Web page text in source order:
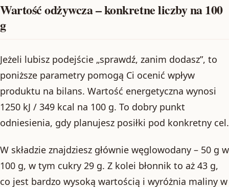
Wartość odżywcza – konkretne liczby na 100
g
Jeżeli lubisz podejście „sprawdź, zanim dodasz”, to
poniższe parametry pomogą Ci ocenić wpływ
produktu na bilans. Wartość energetyczna wynosi
1250 kJ / 349 kcal na 100 g. To dobry punkt
odniesienia, gdy planujesz posiłki pod konkretny cel.
W składzie znajdziesz głównie węglowodany – 50 g w
100 g, w tym cukry 29 g. Z kolei błonnik to aż 43 g,
co jest bardzo wysoką wartością i wyróżnia maliny w